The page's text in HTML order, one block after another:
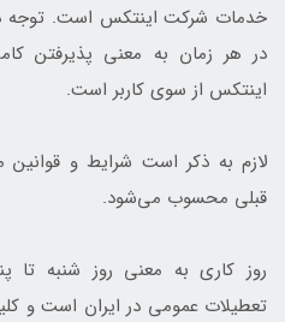
خدمات شرکت اینتکس است. توجه
در هر زمان به معنی پذیرفتن
اینتکس از سوی کاربر است.
لازم به ذکر است شرایط و قوانین
قبلی محسوب می‏‌شود.
روز کاری به معنی روز شنبه تا
تعطیلات عمومی در ایران است و